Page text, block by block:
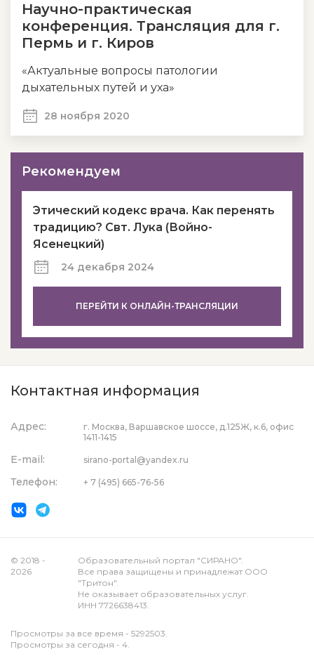
Научно-практическая
конференция. Трансляция для г.
Пермь и г. Киров
«Актуальные вопросы патологии
дыхательных путей и уха»
28 ноября 2020
Рекомендуем
Этический кодекс врача. Как перенять
традицию? Свт. Лука (Войно-
Ясенецкий)
24 декабря 2024
ПЕРЕЙТИ К ОНЛАЙН-ТРАНСЛЯЦИИ
Контактная информация
Адрес:
г. Москва, Варшавское шоссе, д.125Ж, к.6, офис
1411-1415
E-mail: sirano-portal@yandex.ru
Телефон: + 7 (495) 665-76-56
© 2018 -
2026
Образовательный портал "СИРАНО".
Все права защищены и принадлежат ООО
"Тритон".
Не оказывает образовательных услуг.
ИНН 7726638413.
Просмотры за все время - 5292503.
Просмотры за сегодня - 4.